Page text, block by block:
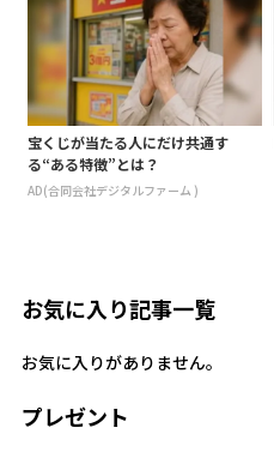
宝くじが当たる人にだけ共通す
る“ある特徴”とは？
AD(合同会社デジタルファーム )
お気に入り記事一覧
お気に入りがありません。
プレゼント